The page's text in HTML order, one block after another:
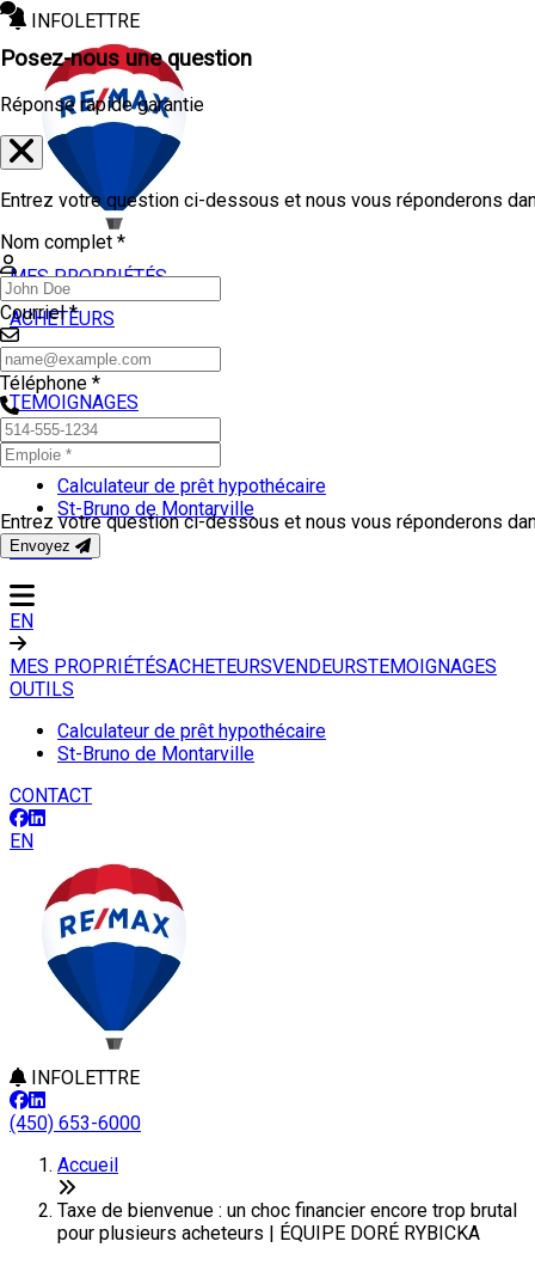
INFOLETTRE
MES PROPRIÉTÉS
ACHETEURS
VENDEURS
TEMOIGNAGES
OUTILS
Calculateur de prêt hypothécaire
St-Bruno de Montarville
CONTACT
EN
MES PROPRIÉTÉSACHETEURSVENDEURSTEMOIGNAGES
OUTILS
Calculateur de prêt hypothécaire
St-Bruno de Montarville
CONTACT
EN
INFOLETTRE
(450) 653-6000
Accueil
Taxe de bienvenue : un choc financier encore trop brutal
pour plusieurs acheteurs | ÉQUIPE DORÉ RYBICKA
Posez-nous une question
Réponse rapide garantie
Entrez votre question ci-dessous et nous vous réponderons
Nom complet *
Courriel *
Téléphone *
Entrez votre question ci-dessous et nous vous réponderons
Envoyez